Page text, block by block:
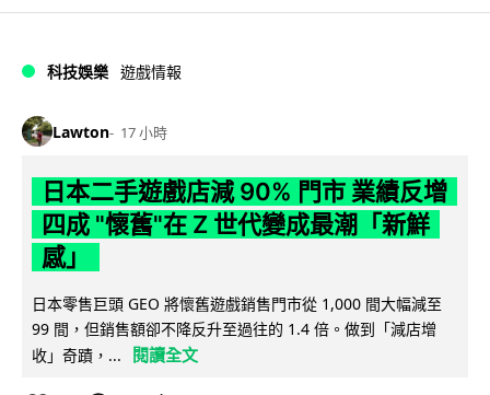
科技娛樂 遊戲情報
Lawton 17 小時
日本二手遊戲店減 90% 門市 業績反增
四成 "懷舊"在 Z 世代變成最潮「新鮮
感」
日本零售巨頭 GEO 將懷舊遊戲銷售門市從 1,000 間大幅減至
99 間，但銷售額卻不降反升至過往的 1.4 倍。做到「減店增
收」奇蹟，...
閱讀全文